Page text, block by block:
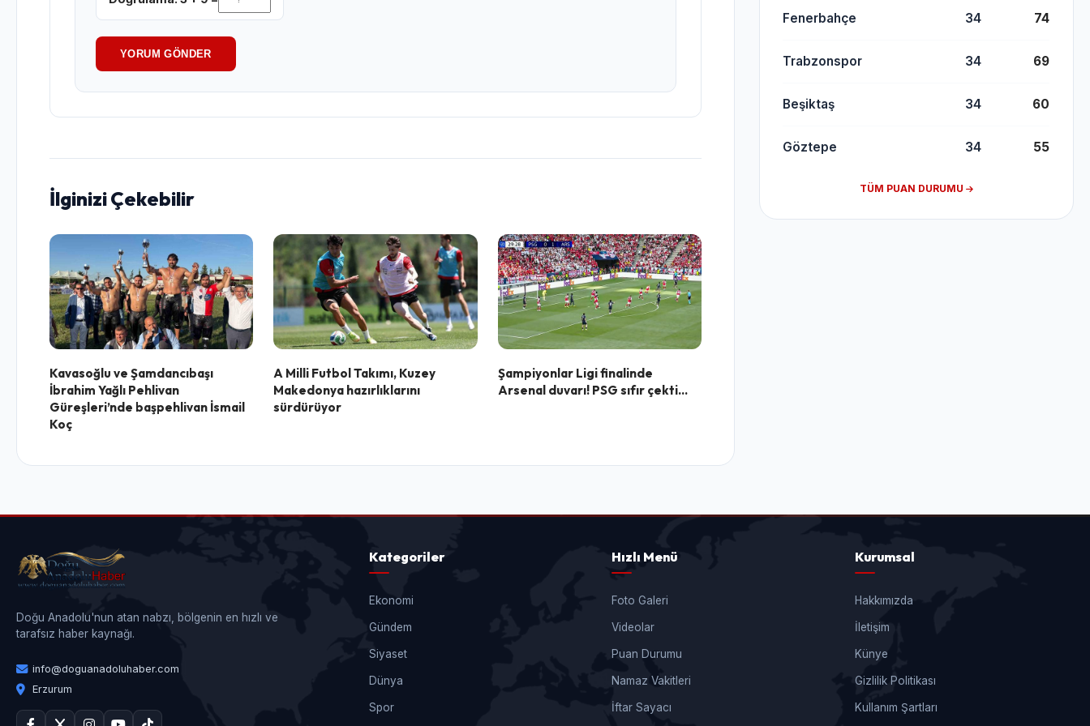
YORUM GÖNDER
İlginizi Çekebilir
Kavasoğlu ve Şamdancıbaşı
İbrahim Yağlı Pehlivan
Güreşleri’nde başpehlivan İsmail
Koç
A Milli Futbol Takımı, Kuzey
Makedonya hazırlıklarını
sürdürüyor
Şampiyonlar Ligi finalinde
Arsenal duvarı! PSG sıfır çekti...
Fenerbahçe 34 74
Trabzonspor 34 69
Beşiktaş 34 60
Göztepe 34 55
TÜM PUAN DURUMU
Doğu Anadolu'nun atan nabzı, bölgenin en hızlı ve
tarafsız haber kaynağı.
info@doguanadoluhaber.com
Erzurum
Kategoriler
Ekonomi
Gündem
Siyaset
Dünya
Spor
Hızlı Menü
Foto Galeri
Videolar
Puan Durumu
Namaz Vakitleri
İftar Sayacı
Kurumsal
Hakkımızda
İletişim
Künye
Gizlilik Politikası
Kullanım Şartları